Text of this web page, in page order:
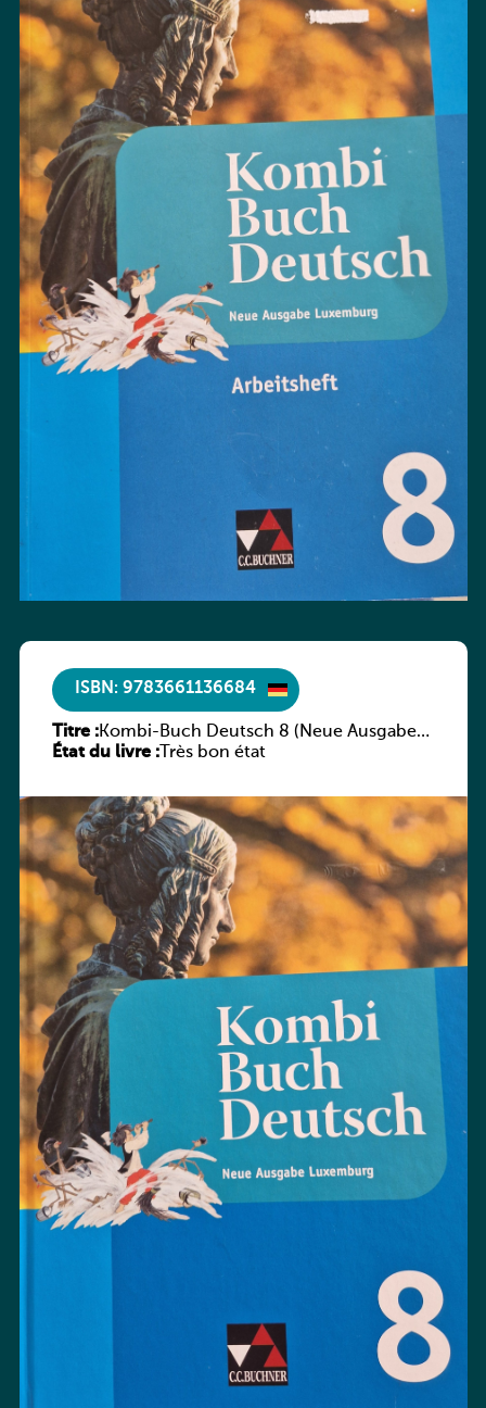
ISBN: 9783661136684
Titre :Kombi-Buch Deutsch 8 (Neue Ausgabe
Luxemburg)
État du livre :Très bon état